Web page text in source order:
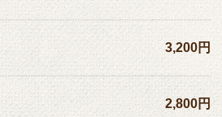
3,200円
2,800円